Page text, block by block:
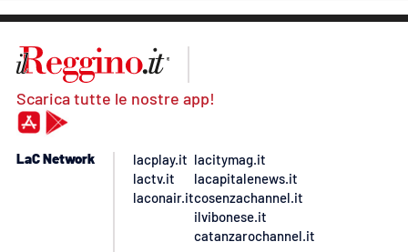
Scarica tutte le nostre app!
LaC Network
lacplay.it
lactv.it
laconair.it
lacitymag.it
lacapitalenews.it
cosenzachannel.it
ilvibonese.it
catanzarochannel.it